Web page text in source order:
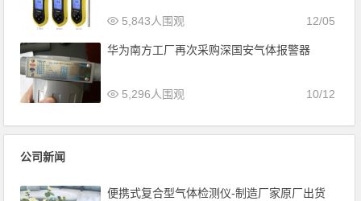
12/05
5,843人围观
华为南方工厂再次采购深国安气体报警器
10/12
5,296人围观
公司新闻
便携式复合型气体检测仪-制造厂家原厂出货